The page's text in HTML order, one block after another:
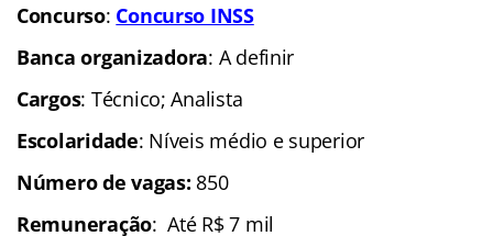
Concurso: Concurso INSS
Banca organizadora: A definir
Cargos: Técnico; Analista
Escolaridade: Níveis médio e superior
Número de vagas: 850
Remuneração: Até R$ 7 mil